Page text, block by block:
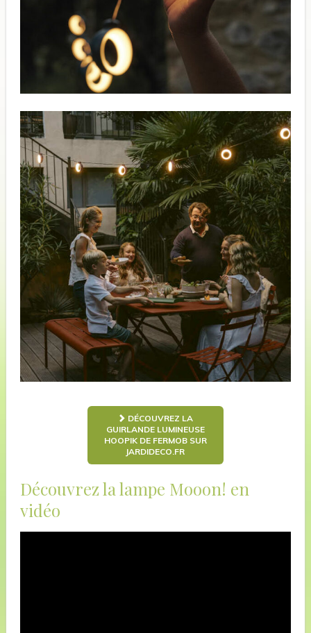
DÉCOUVREZ LA
GUIRLANDE LUMINEUSE
HOOPIK DE FERMOB SUR
JARDIDECO.FR
Découvrez la lampe Mooon! en
vidéo